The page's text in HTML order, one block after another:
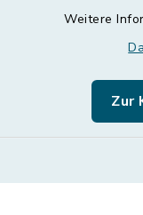
Weitere
Zur